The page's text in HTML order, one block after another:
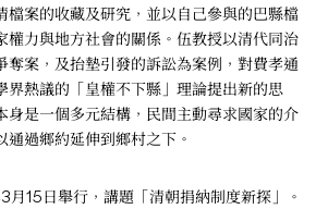
檔案的收藏及研究，並以自己參與的巴縣檔
權力與地方社會的關係。伍教授以清代同治
奪案，及抬墊引發的訴訟為案例，對費孝通
界熱議的「皇權不下縣」理論提出新的思
身是一個多元結構，民間主動尋求國家的介
通過鄉約延伸到鄉村之下。
15日舉行，講題「清朝捐納制度新探」。